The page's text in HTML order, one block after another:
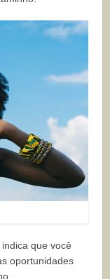
indica que você
oportunidades